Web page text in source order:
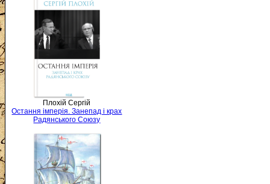
Плохій Сергій
Остання імперія. Занепад і крах
Радянського Союзу